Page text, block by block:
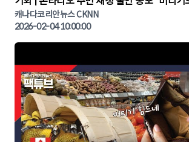
린 캐나다뉴스 | CKNNEWS, 캐나다코리안뉴스
캐나다코리안뉴스 CKNN
2026-02-04 10:00:00